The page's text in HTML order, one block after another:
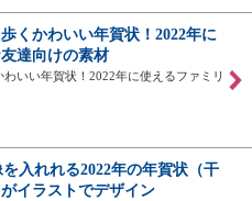
くかわいい年賀状！2022年に
達向けの素材
いい年賀状！2022年に使えるファミリ
入れれる2022年の年賀状（干
イラストでデザイン